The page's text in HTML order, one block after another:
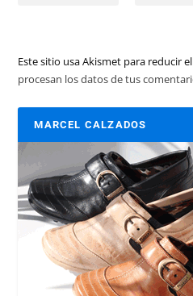
Este sitio usa Akismet para reducir
procesan los datos de tus
MARCEL CALZADOS